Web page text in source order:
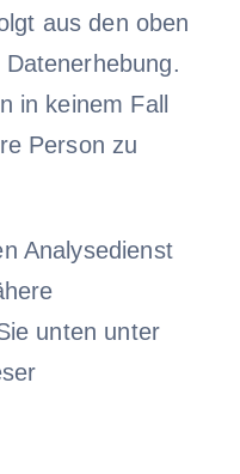
aus den oben
in keinem Fall
Person zu
Analysedienst
unten unter